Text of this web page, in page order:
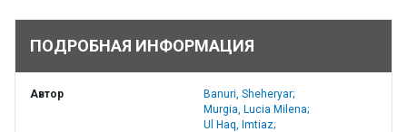
ПОДРОБНАЯ ИНФОРМАЦИЯ
Автор
Banuri, Sheheryar;
Murgia, Lucia Milena;
Ul Haq, Imtiaz;